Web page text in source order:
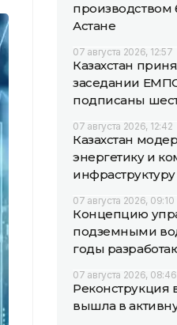
производством
Астане
07 августа 2026, 12:57
Казахстан
заседании
подписаны
07 августа 2026, 12:42
Казахстан
энергетику и
инфраструктуру
07 августа 2026, 09:10
Концепцию
подземными
годы
07 августа 2026, 08:46
Реконструкция
вышла в